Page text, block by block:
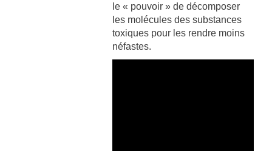
le « pouvoir » de décomposer
les molécules des substances
toxiques pour les rendre moins
néfastes.